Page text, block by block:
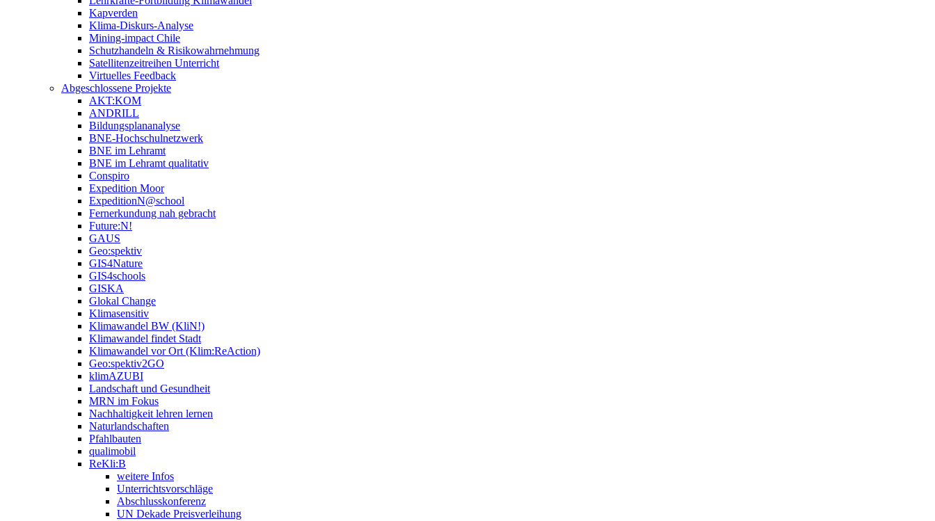
Kapverden
Klima-Diskurs-Analyse
Mining-impact Chile
Schutzhandeln & Risikowahrnehmung
Satellitenzeitreihen Unterricht
Virtuelles Feedback
Abgeschlossene Projekte
AKT:KOM
ANDRILL
Bildungsplananalyse
BNE-Hochschulnetzwerk
BNE im Lehramt
BNE im Lehramt qualitativ
Conspiro
Expedition Moor
ExpeditionN@school
Fernerkundung nah gebracht
Future:N!
GAUS
Geo:spektiv
GIS4Nature
GIS4schools
GISKA
Glokal Change
Klimasensitiv
Klimawandel BW (KliN!)
Klimawandel findet Stadt
Klimawandel vor Ort (Klim:ReAction)
Geo:spektiv2GO
klimAZUBI
Landschaft und Gesundheit
MRN im Fokus
Nachhaltigkeit lehren lernen
Naturlandschaften
Pfahlbauten
qualimobil
ReKli:B
weitere Infos
Unterrichtsvorschläge
Abschlusskonferenz
UN Dekade Preisverleihung